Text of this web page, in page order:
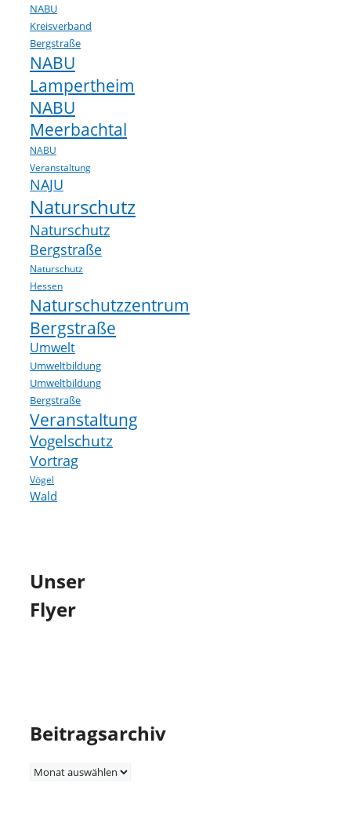
NABU
Kreisverband
Bergstraße
NABU
Lampertheim
NABU
Meerbachtal
NABU
Veranstaltung
NAJU
Naturschutz
Naturschutz
Bergstraße
Naturschutz
Hessen
Naturschutzzentrum
Bergstraße
Umwelt
Umweltbildung
Umweltbildung
Bergstraße
Veranstaltung
Vogelschutz
Vortrag
Vögel
Wald
Unser
Flyer
Beitragsarchiv
Beitragsarchiv